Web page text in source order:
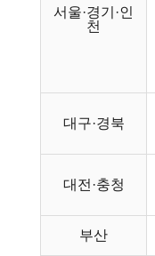
서울·경기·인
천
대구·경북
대전·충청
부산